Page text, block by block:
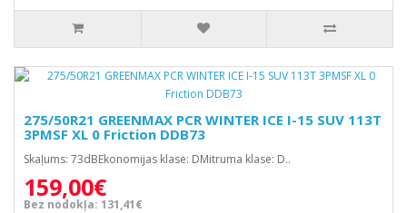
275/50R21 GREENMAX PCR WINTER ICE I-15 SUV 113T
3PMSF XL 0 Friction DDB73
Skaļums: 73dBEkonomijas klase: DMitruma klase: D..
159,00€
Bez nodokļa: 131,41€